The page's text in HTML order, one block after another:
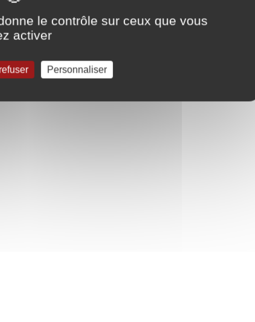
du service état civil de la mairie au 03.80.60.44.61.
le contrôle sur ceux que vous
activer
Personnaliser